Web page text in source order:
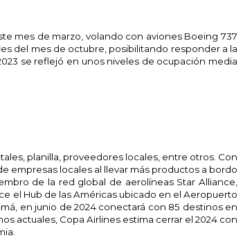
mes de marzo, volando con aviones Boeing 737
del mes de octubre, posibilitando responder a la
se reflejó en unos niveles de ocupación media
planilla, proveedores locales, entre otros. Con
empresas locales al llevar más productos a bordo
de la red global de aerolíneas Star Alliance,
el Hub de las Américas ubicado en el Aeropuerto
en junio de 2024 conectará con 85 destinos en
actuales, Copa Airlines estima cerrar el 2024 con